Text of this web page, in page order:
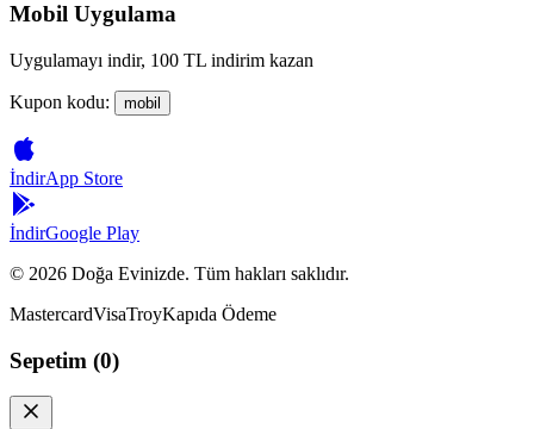
Mobil Uygulama
Uygulamayı indir, 100 TL indirim kazan
Kupon kodu: mobil
İndirApp Store
İndirGoogle Play
© 2026 Doğa Evinizde. Tüm hakları saklıdır.
MastercardVisaTroyKapıda Ödeme
Sepetim (0)